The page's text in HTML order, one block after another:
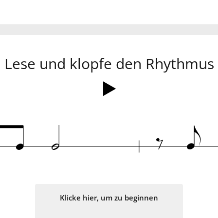
Lese und klopfe den Rhythmus
q h ‰ e
Klicke hier, um zu beginnen